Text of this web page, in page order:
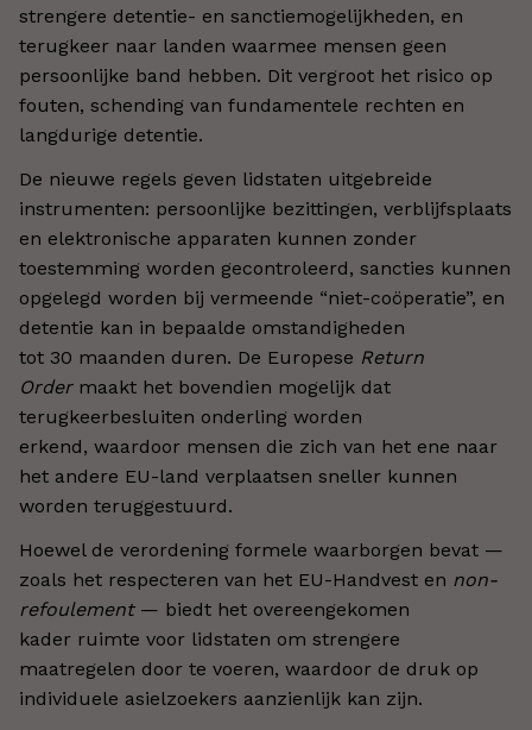
strengere detentie- en sanctiemogelijkheden, en
terugkeer naar landen waarmee mensen geen
persoonlijke band hebben. Dit vergroot het risico op
fouten, schending van fundamentele rechten en
langdurige detentie.
De nieuwe regels geven lidstaten uitgebreide
instrumenten: persoonlijke bezittingen, verblijfsplaats
en elektronische apparaten kunnen zonder
toestemming worden gecontroleerd, sancties kunnen
opgelegd worden bij vermeende “niet-coöperatie”, en
detentie kan in bepaalde omstandigheden
tot 30 maanden duren. De Europese Return
Ordermaakt het bovendien mogelijk dat
terugkeerbesluiten onderling worden
erkend, waardoor mensen die zich van het ene naar
het andere EU-land verplaatsen sneller kunnen
worden teruggestuurd.
Hoewel de verordening formele waarborgen bevat —
zoals het respecteren van het EU-Handvest en non-
refoulement— biedt het overeengekomen
kader ruimte voor lidstaten om strengere
maatregelen door te voeren, waardoor de druk op
individuele asielzoekers aanzienlijk kan zijn.